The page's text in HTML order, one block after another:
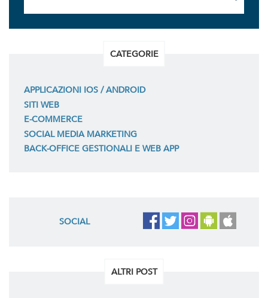
CATEGORIE
APPLICAZIONI IOS / ANDROID
SITI WEB
E-COMMERCE
SOCIAL MEDIA MARKETING
BACK-OFFICE GESTIONALI E WEB APP
SOCIAL
ALTRI POST